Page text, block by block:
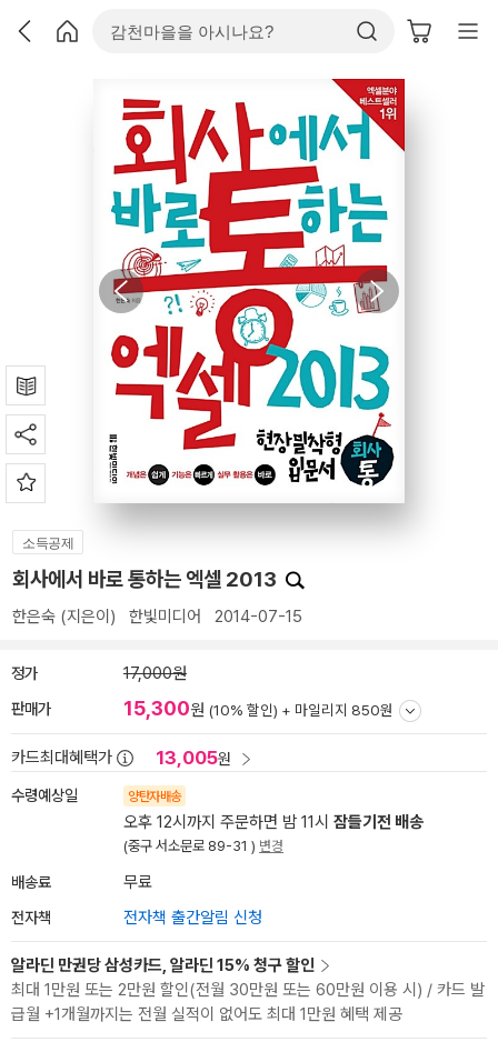
소득공제
회사에서 바로 통하는 엑셀 2013
한은숙 (지은이) 한빛미디어 2014-07-15
정가 17,000원
판매가 15,300원 (10% 할인) + 마일리지 850원
카드최대혜택가 13,005원
수령예상일 양탄자배송
오후 12시까지 주문하면 밤 11시 잠들기전 배송
(중구 서소문로 89-31 ) 변경
배송료 무료
전자책 전자책 출간알림 신청
알라딘 만권당 삼성카드, 알라딘 15% 청구 할인
최대 1만원 또는 2만원 할인(전월 30만원 또는 60만원 이용 시) / 카드 발
급월 +1개월까지는 전월 실적이 없어도 최대 1만원 혜택 제공